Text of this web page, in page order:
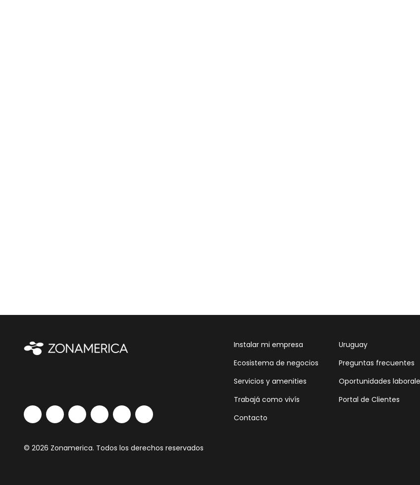
Instalar mi empresa
Ecosistema de negocios
Servicios y amenities
Trabajá como vivís
Contacto
Uruguay
Preguntas frecuentes
Oportunidades
Portal de Clientes
© 2026 Zonamerica. Todos los derechos reservados